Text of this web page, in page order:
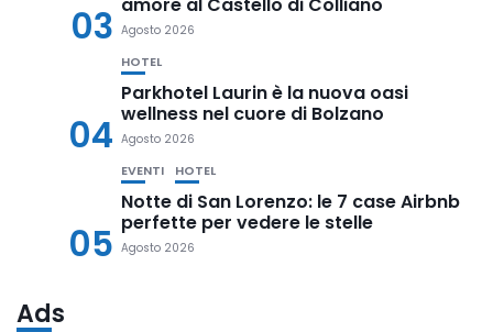
03 Agosto 2026
04
HOTEL
Parkhotel Laurin è la nuova oasi
wellness nel cuore di Bolzano
Agosto 2026
05
EVENTI HOTEL
Notte di San Lorenzo: le 7 case Airbnb
perfette per vedere le stelle
Agosto 2026
Ads